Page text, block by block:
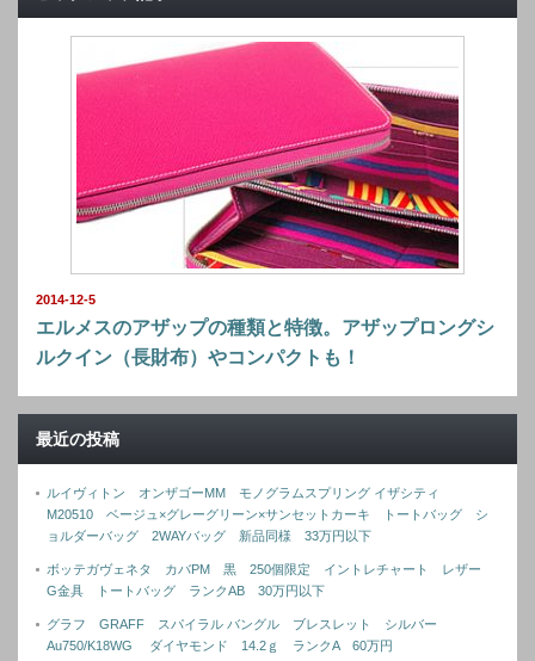
2014-12-5
エルメスのアザップの種類と特徴。アザップロングシ
ルクイン（長財布）やコンパクトも！
最近の投稿
ルイヴィトン オンザゴーMM モノグラムスプリング イザシティ
M20510 ベージュ×グレーグリーン×サンセットカーキ トートバッグ シ
ョルダーバッグ 2WAYバッグ 新品同様 33万円以下
ボッテガヴェネタ カバPM 黒 250個限定 イントレチャート レザー
G金具 トートバッグ ランクAB 30万円以下
グラフ GRAFF スパイラル バングル ブレスレット シルバー
Au750/K18WG ダイヤモンド 14.2ｇ ランクA 60万円